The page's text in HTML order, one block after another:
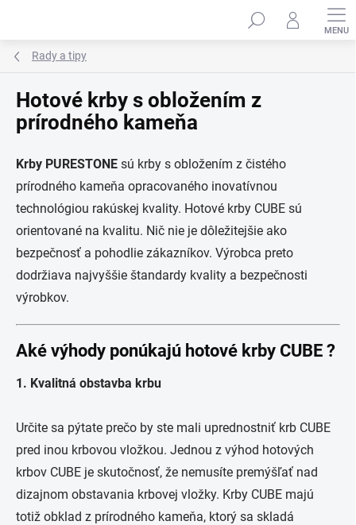
Rady a tipy
Hotové krby s obložením z
prírodného kameňa
Krby PURESTONE sú krby s obložením z čistého
prírodného kameňa opracovaného inovatívnou
technológiou rakúskej kvality. Hotové krby CUBE sú
orientované na kvalitu. Nič nie je dôležitejšie ako
bezpečnosť a pohodlie zákazníkov. Výrobca preto
dodržiava najvyššie štandardy kvality a bezpečnosti
výrobkov.
Aké výhody ponúkajú hotové krby CUBE ?
1. Kvalitná obstavba krbu
Určite sa pýtate prečo by ste mali uprednostniť krb CUBE
pred inou krbovou vložkou. Jednou z výhod hotových
krbov CUBE je skutočnosť, že nemusíte premýšľať nad
dizajnom obstavania krbovej vložky. Krby CUBE majú
totiž obklad z prírodného kameňa, ktorý sa skladá